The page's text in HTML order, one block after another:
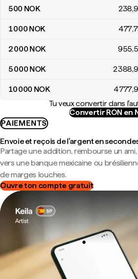
500 NOK 238
1 000 NOK 477
2 000 NOK 955
5 000 NOK 2 388
10 000 NOK 4 777
Tu veux convertir dans
Convertir RON en
PAIEMENTS
Envoie et reçois de l'argent en
Partage une addition, rembourse un
vers une banque mexicaine ou
de marges louches.
Ouvre ton compte gratuit